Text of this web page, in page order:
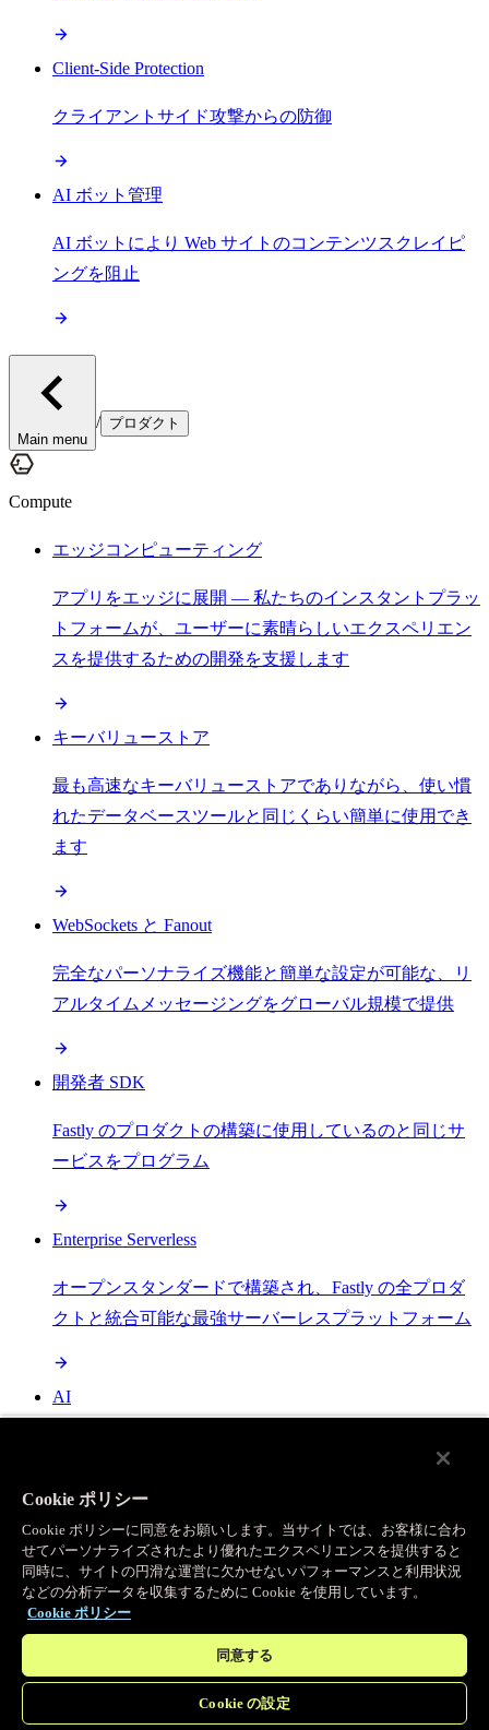
Client-Side Protection
クライアントサイド攻撃からの防御
AI ボット管理
AI ボットにより Web サイトのコンテンツスクレイピ
ングを阻止
Main menu
/ プロダクト
Compute
エッジコンピューティング
アプリをエッジに展開 — 私たちのインスタントプラッ
トフォームが、ユーザーに素晴らしいエクスペリエン
スを提供するための開発を支援します
キーバリューストア
最も高速なキーバリューストアでありながら、使い慣
れたデータベースツールと同じくらい簡単に使用でき
ます
WebSockets と Fanout
完全なパーソナライズ機能と簡単な設定が可能な、リ
アルタイムメッセージングをグローバル規模で提供
開発者 SDK
Fastly のプロダクトの構築に使用しているのと同じサ
ービスをプログラム
Enterprise Serverless
オープンスタンダードで構築され、Fastly の全プロダ
クトと統合可能な最強サーバーレスプラットフォーム
AI
Object Storage
送信量ゼロで大容量ファイルにエッジで直接アクセス
プログラマブルキャッシュ
Cookie ポリシー
Cookie ポリシーに同意をお願いします。当サイトでは、お客様に合わ
せてパーソナライズされたより優れたエクスペリエンスを提供すると
同時に、サイトの円滑な運営に欠かせないパフォーマンスと利用状況
などの分析データを収集するために Cookie を使用しています。
Cookie ポリシー
同意する
Cookie の設定